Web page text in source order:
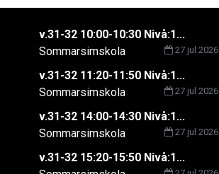
v.31-32 10:00-10:30 Nivå:1...
27 jul 2026
Sommarsimskola
v.31-32 11:20-11:50 Nivå:1...
27 jul 2026
Sommarsimskola
v.31-32 14:00-14:30 Nivå:1...
27 jul 2026
Sommarsimskola
v.31-32 15:20-15:50 Nivå:1...